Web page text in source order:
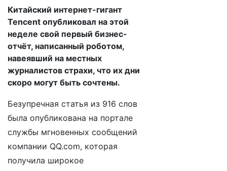
Китайский интернет-гигант
Tencent опубликовал на этой
неделе свой первый бизнес-
отчёт, написанный роботом,
навеявший на местных
журналистов страхи, что их дни
скоро могут быть сочтены.
Безупречная статья из 916 слов
была опубликована на портале
службы мгновенных сообщений
компании QQ.com, которая
получила широкое